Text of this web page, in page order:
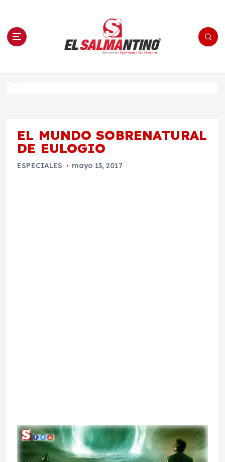
n El Salmantino - medios/noticias/editorial
EL MUNDO SOBRENATURAL
DE EULOGIO
ESPECIALES mayo 13, 2017